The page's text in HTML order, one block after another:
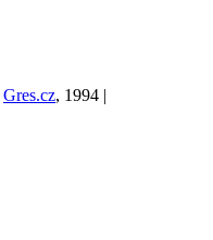
Gres.cz, 1994 |